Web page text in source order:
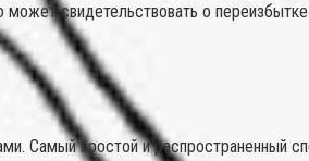
свидетельствовать о
Самый простой и распространенный